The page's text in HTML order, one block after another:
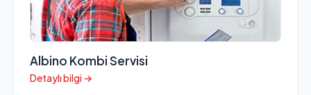
Albino Kombi Servisi
Detaylı bilgi →